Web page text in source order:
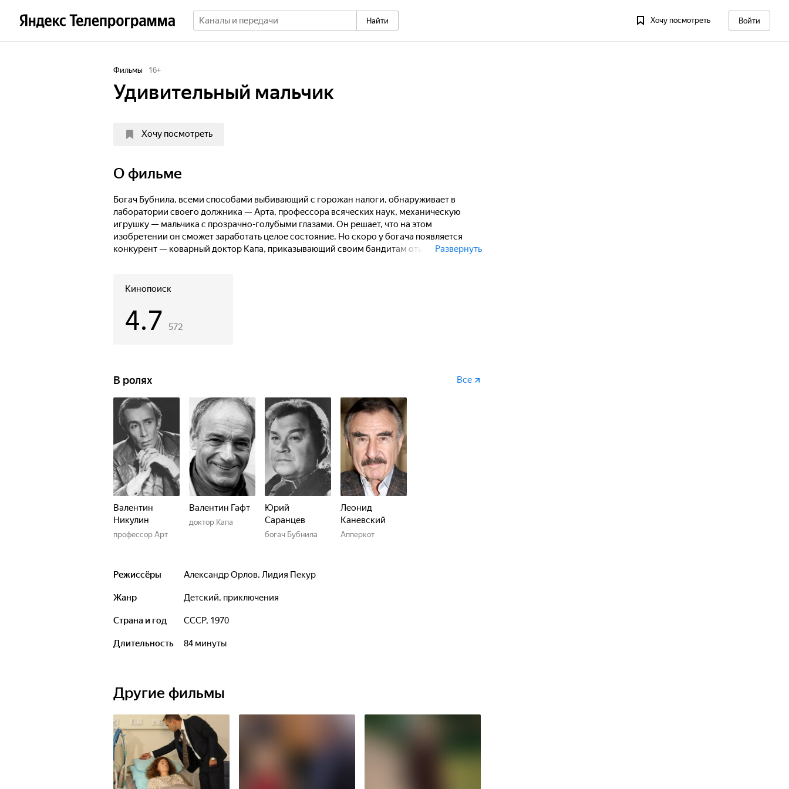
Найти Хочу посмотреть Войти
Фильмы 16+
Удивительный мальчик
Хочу посмотреть
О фильме
Богач Бубнила, всеми способами выбивающий с горожан налоги, обнаруживает в
лаборатории своего должника — Арта, профессора всяческих наук, механическую
игрушку — мальчика с прозрачно-голубыми глазами. Он решает, что на этом
изобретении он сможет заработать целое состояние. Но скоро у богача появляется
конкурент — коварный доктор Капа, приказывающий своим бандитам отыскать и
как один робот заменит десять гангстеров.
Развернуть
Кинопоиск
4.7 572
В ролях Все
Валентин
Никулин
профессор Арт
Валентин Гафт
доктор Капа
Юрий
Саранцев
богач Бубнила
Леонид
Каневский
Апперкот
Режиссёры Александр Орлов, Лидия Пекур
Жанр детский, приключения
Страна и год СССР, 1970
Длительность 84 минуты
Другие фильмы